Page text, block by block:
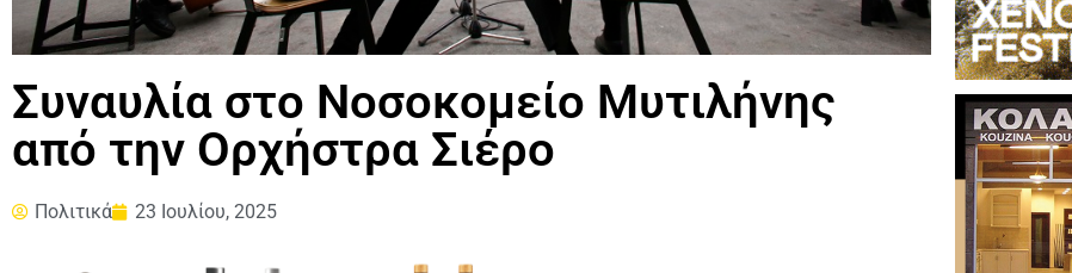
Συναυλία στο Νοσοκομείο Μυτιλήνης
από την Ορχήστρα Σιέρο
Πολιτικά 23 Ιουλίου, 2025